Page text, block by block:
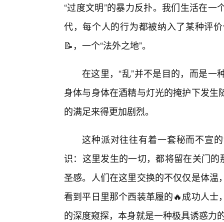
“过度文明”的暴力反扑。我们生活在
代，每个人的行为都被纳入了某种评
📝，一个“法外之地”。
在这里，“乱”并不是目的，而是
身体与身体在酒精与灯光的掩护下发
的满足来得更加剧烈。
这种派对往往有着一套秘而不宣
识：这里发生的一切，都将留在关门
圣感。人们在这里交换的不仅仅是体
看到平日里那个西装革履的🔥成功人
的深度窥探，本身就是一种极具诱惑力